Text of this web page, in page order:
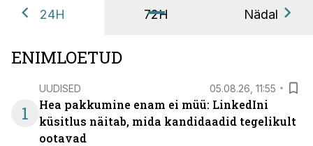
24H 72H Nädal
ENIMLOETUD
1
UUDISED 05.08.26, 11:55
Hea pakkumine enam ei müü: LinkedIni
küsitlus näitab, mida kandidaadid tegelikult
ootavad